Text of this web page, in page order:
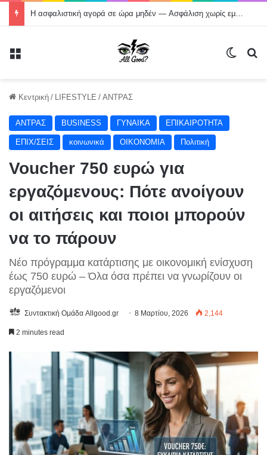
Η ασφαλιστική αγορά σε ώρα μηδέν — Aσφάλιση χωρίς εμπιστοσύνη; Tέλος!
Κεντρική / LIFESTYLE / ΑΝΤΡΑΣ
ΑΝΤΡΑΣ BUSINESS ΓΥΝΑΙΚΑ ΕΠΙΚΑΙΡΟΤΗΤΑ
ΕΠΙΧ/ΣΕΙΣ κοινωνικά ΟΙΚΟΝΟΜΙΑ Πολιτική
Voucher 750 ευρώ για
εργαζόμενους: Πότε ανοίγουν
οι αιτήσεις και ποιοι μπορούν
να το πάρουν
Νέο πρόγραμμα κατάρτισης με οικονομική ενίσχυση
έως 750 ευρώ – Όλα όσα πρέπει να γνωρίζουν οι
εργαζόμενοι
Συντακτική Ομάδα Allgood.gr 8 Μαρτίου, 2026 2,144
2 minutes read